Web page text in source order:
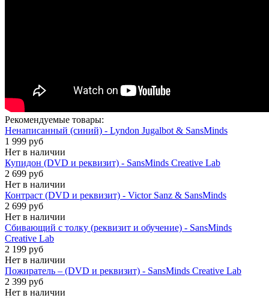
Рекомендуемые товары:
Ненаписанный (синий) - Lyndon Jugalbot & SansMinds
1 999 руб
Нет в наличии
Купидон (DVD и реквизит) - SansMinds Creative Lab
2 699 руб
Нет в наличии
Контраст (DVD и реквизит) - Victor Sanz & SansMinds
2 699 руб
Нет в наличии
Сбивающий с толку (реквизит и обучение) - SansMinds
Creative Lab
2 199 руб
Нет в наличии
Пожиратель – (DVD и реквизит) - SansMinds Creative Lab
2 399 руб
Нет в наличии